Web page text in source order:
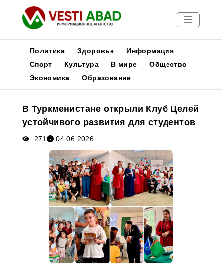
Новости
Медиа
Афиша
Политика Здоровье
Информация
Спорт
Культура В мире
Общество
Экономика
Образование
В Туркменистане открыли Клуб Целей
устойчивого развития для студентов
271 04.06.2026